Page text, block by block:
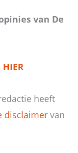
van De
HIER
heeft
disclaimer van